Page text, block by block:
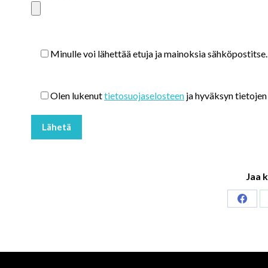
Minulle voi lähettää etuja ja mainoksia sähköpostitse.
Olen lukenuttietosuojaselosteen ja hyväksyn
Jaa
Share